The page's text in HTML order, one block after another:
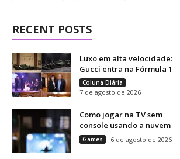
RECENT POSTS
Luxo em alta velocidade:
Gucci entra na Fórmula 1
Coluna Diária
7 de agosto de 2026
Como jogar na TV sem
console usando a nuvem
Games 6 de agosto de 2026